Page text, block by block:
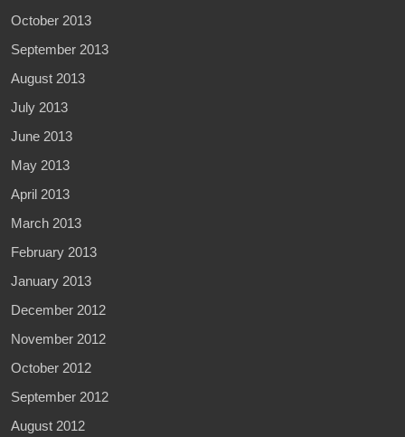
October 2013
September 2013
August 2013
July 2013
June 2013
May 2013
April 2013
March 2013
February 2013
January 2013
December 2012
November 2012
October 2012
September 2012
August 2012